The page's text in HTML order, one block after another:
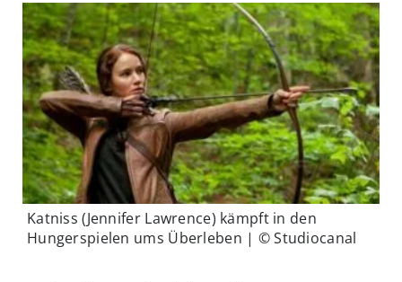
Katniss (Jennifer Lawrence) kämpft in den
Hungerspielen ums Überleben | © Studiocanal